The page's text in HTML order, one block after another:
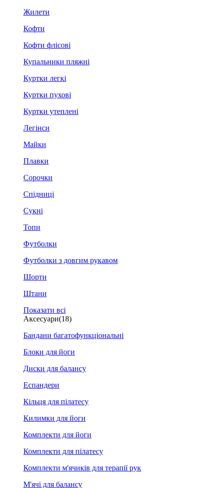
Жилети
Кофти
Кофти флісові
Купальники пляжні
Куртки легкі
Куртки пухові
Куртки утеплені
Легінси
Майки
Плавки
Сорочки
Спідниці
Сукні
Топи
Футболки
Футболки з довгим рукавом
Шорти
Штани
Показати всі
Аксесуари(18)
Бандани багатофункціональні
Блоки для йоги
Диски для балансу
Еспандери
Кільця для пілатесу
Килимки для йоги
Комплекти для йоги
Комплекти для пілатесу
Комплекти м'ячиків для терапії рук
М'ячі для балансу